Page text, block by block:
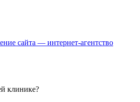
сайта — интернет-агентство
клинике?